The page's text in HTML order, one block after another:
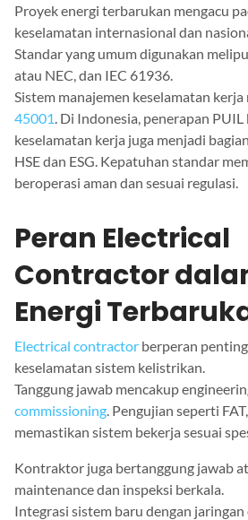
Proyek energi terbarukan mengacu
keselamatan internasional dan
Standar yang umum digunakan
atau NEC, dan IEC 61936.
Sistem manajemen keselamatan kerja
45001 . Di Indonesia, penerapan
keselamatan kerja juga menjadi
HSE dan ESG. Kepatuhan standar
beroperasi aman dan sesuai regulasi.
Peran Electrical
Contractor
Energi
Electrical contractor berperan
keselamatan sistem kelistrikan.
Tanggung jawab mencakup
commissioning . Pengujian seperti
memastikan sistem bekerja sesuai
Kontraktor juga bertanggung jawab
maintenance dan inspeksi berkala.
Integrasi sistem baru dengan